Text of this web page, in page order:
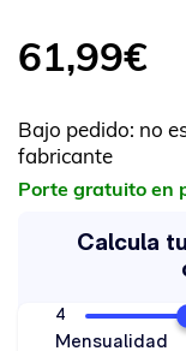
61,99€
Bajo pedido: no
fabricante
Porte gratuito en